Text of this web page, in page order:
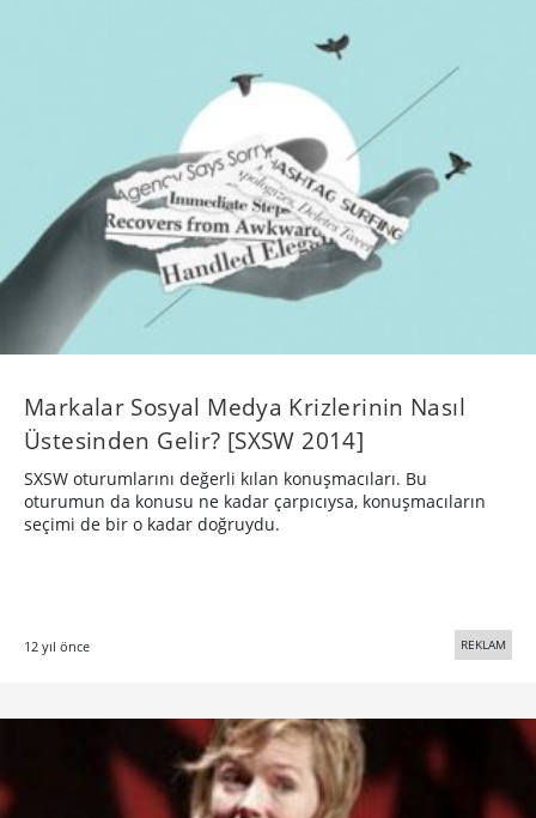
Markalar Sosyal Medya Krizlerinin Nasıl
Üstesinden Gelir? [SXSW 2014]
SXSW oturumlarını değerli kılan konuşmacıları. Bu
oturumun da konusu ne kadar çarpıcıysa, konuşmacıların
seçimi de bir o kadar doğruydu.
12 yıl önce REKLAM